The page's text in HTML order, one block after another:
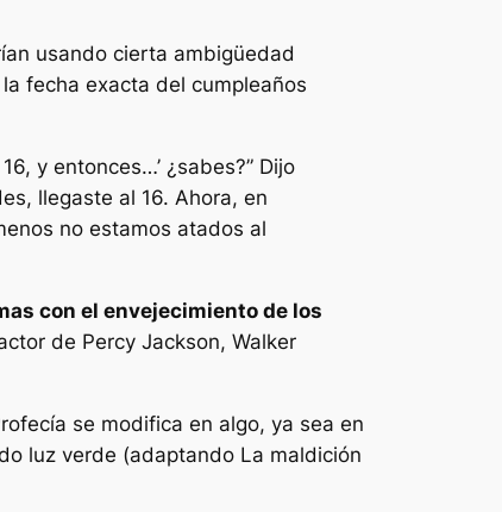
usando cierta ambigüedad
fecha exacta del cumpleaños
y entonces…’ ¿sabes?” Dijo
llegaste al 16. Ahora, en
no estamos atados al
con el envejecimiento de los
de Percy Jackson, Walker
se modifica en algo, ya sea en
luz verde (adaptando La maldición